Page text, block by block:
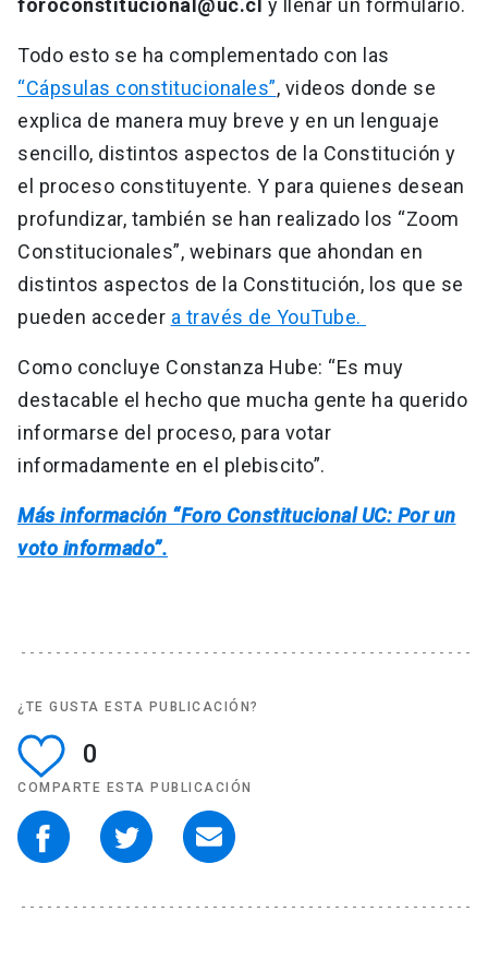
foroconstitucional@uc.cl y llenar un formulario.
Todo esto se ha complementado con las
“Cápsulas constitucionales”, videos donde se
explica de manera muy breve y en un lenguaje
sencillo, distintos aspectos de la Constitución y
el proceso constituyente. Y para quienes desean
profundizar, también se han realizado los “Zoom
Constitucionales”, webinars que ahondan en
distintos aspectos de la Constitución, los que se
pueden acceder a través de YouTube.
Como concluye Constanza Hube: “Es muy
destacable el hecho que mucha gente ha querido
informarse del proceso, para votar
informadamente en el plebiscito”.
Más información “Foro Constitucional UC: Por un
voto informado”.
¿TE GUSTA ESTA PUBLICACIÓN?
0
COMPARTE ESTA PUBLICACIÓN